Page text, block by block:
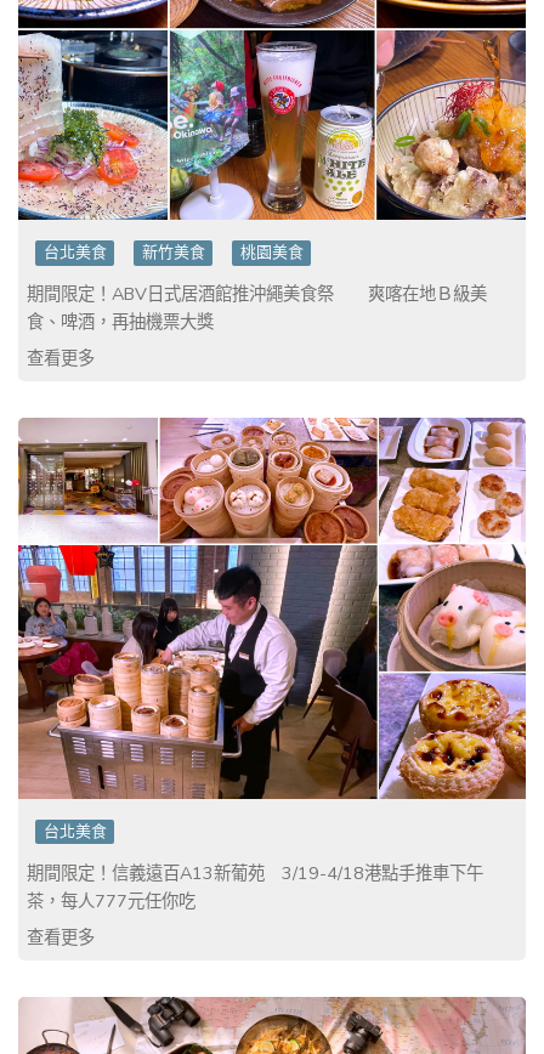
台北美食 新竹美食 桃園美食
期間限定！ABV日式居酒館推沖繩美食祭 爽喀在地Ｂ級美
食、啤酒，再抽機票大獎
查看更多
台北美食
期間限定！信義遠百A13新葡苑 3/19-4/18港點手推車下午
茶，每人777元任你吃
查看更多